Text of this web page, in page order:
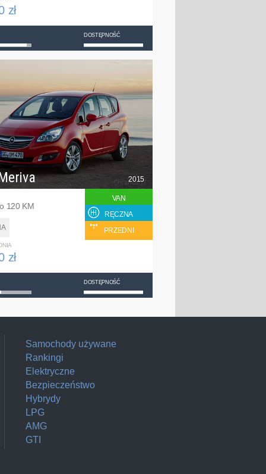
zł
DOSTĘPNOŚĆ
120 KM
2015
VAN
RĘCZNA
PRZEDNI
zł
DOSTĘPNOŚĆ
Samochody używane
Rankingi
Elektryczne
Bezpieczeństwo
Hybrydy
LPG
AMG
GTI